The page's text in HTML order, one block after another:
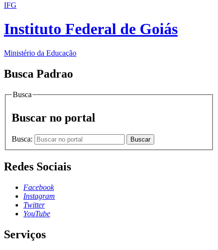
IFG
Instituto Federal de Goiás
Ministério da Educação
Busca Padrao
Busca
Buscar no portal
Busca: Buscar
Redes Sociais
Facebook
Instagram
Twitter
YouTube
Serviços